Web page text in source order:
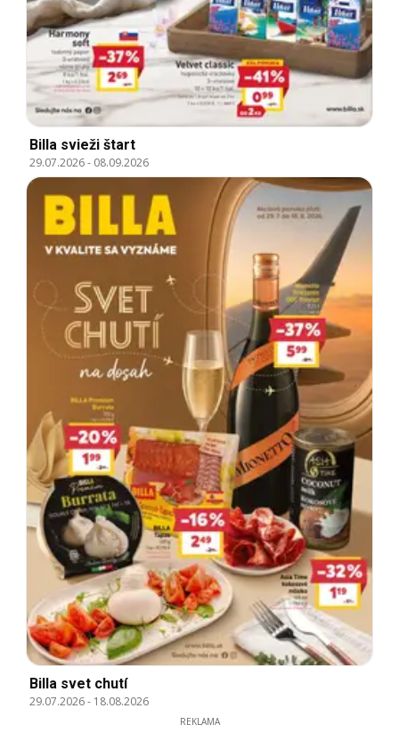
Billa svieži štart
29.07.2026- 08.09.2026
Billa svet chutí
29.07.2026- 18.08.2026
REKLAMA